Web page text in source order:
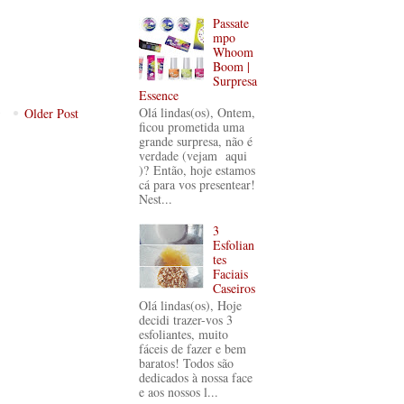
Older Post
Passate
mpo
Whoom
Boom |
Surpresa
Essence
Olá lindas(os), Ontem,
ficou prometida uma
grande surpresa, não é
verdade (vejam aqui
)? Então, hoje estamos
cá para vos presentear!
Nest...
3
Esfolian
tes
Faciais
Caseiros
Olá lindas(os), Hoje
decidi trazer-vos 3
esfoliantes, muito
fáceis de fazer e bem
baratos! Todos são
dedicados à nossa face
e aos nossos l...